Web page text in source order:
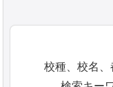
校種、校名